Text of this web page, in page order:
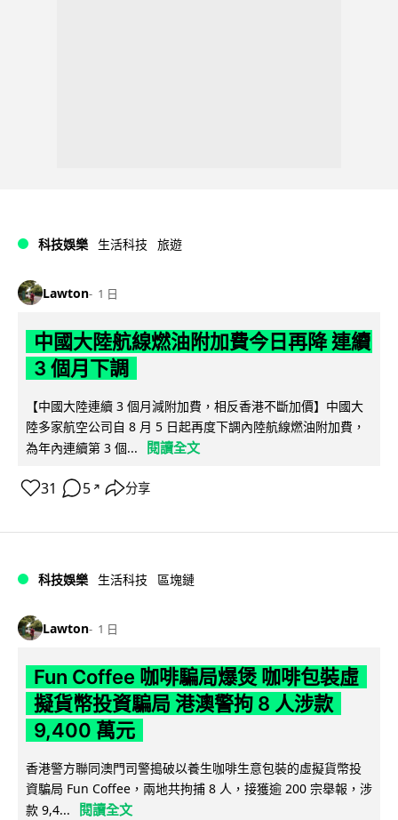
科技娛樂 生活科技 旅遊
Lawton 1 日
中國大陸航線燃油附加費今日再降 連續
3 個月下調
【中國大陸連續 3 個月減附加費，相反香港不斷加價】中國大
陸多家航空公司自 8 月 5 日起再度下調內陸航線燃油附加費，
為年內連續第 3 個...
閱讀全文
31 5 ↗ 分享
科技娛樂 生活科技 區塊鏈
Lawton 1 日
Fun Coffee 咖啡騙局爆煲 咖啡包裝虛
擬貨幣投資騙局 港澳警拘 8 人涉款
9,400 萬元
香港警方聯同澳門司警搗破以養生咖啡生意包裝的虛擬貨幣投
資騙局 Fun Coffee，兩地共拘捕 8 人，接獲逾 200 宗舉報，涉
款 9,4...
閱讀全文